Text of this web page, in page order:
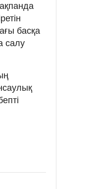
басқа
салу